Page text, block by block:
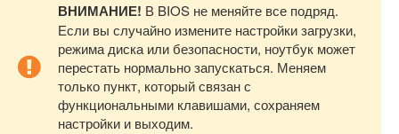
ВНИМАНИЕ! В BIOS не меняйте все подряд.
Если вы случайно измените настройки загрузки,
режима диска или безопасности, ноутбук может
перестать нормально запускаться. Меняем
только пункт, который связан с
функциональными клавишами, сохраняем
настройки и выходим.